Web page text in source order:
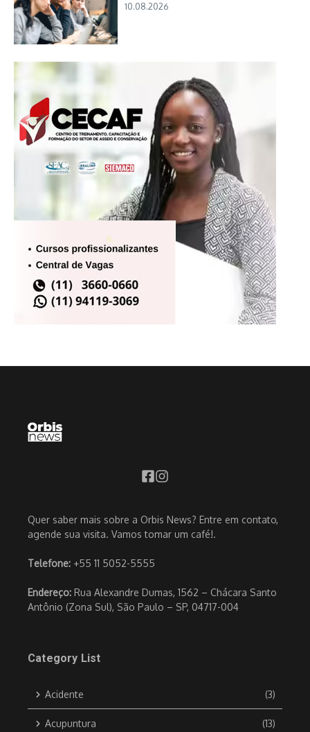
10.08.2026
Quer saber mais sobre a Orbis News? Entre em contato,
agende sua visita. Vamos tomar um café!.
Telefone: +55 11 5052-5555
Endereço: Rua Alexandre Dumas, 1562 – Chácara Santo
Antônio (Zona Sul), São Paulo – SP, 04717-004
Category List
Acidente (3)
Acupuntura (13)